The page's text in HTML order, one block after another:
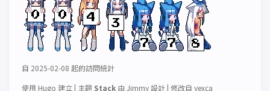
自 2025-02-08 起的訪問統計
使用 Hugo 建立 | 主題 Stack 由 Jimmy設計 | 修改自 yexca